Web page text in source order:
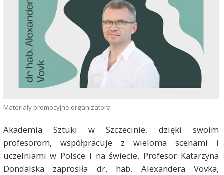
Materiały promocyjne organizatora
Akademia Sztuki w Szczecinie, dzięki swoim
profesorom, współpracuje z wieloma scenami i
uczelniami w Polsce i na świecie. Profesor Katarzyna
Dondalska zaprosiła dr. hab. Alexandera Vovka,